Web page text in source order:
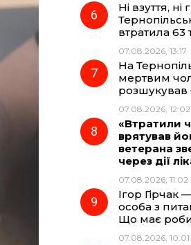
Ні взуття,
втратила 63
07.08.2026, 13:17
На
мертвим
розшукував
07.08.2026, 12:02
«Втратили
врятував
ветерана
через дії
07.08.2026, 11:02
Ігор
особа з
Що має
07.08.2026, 10:01